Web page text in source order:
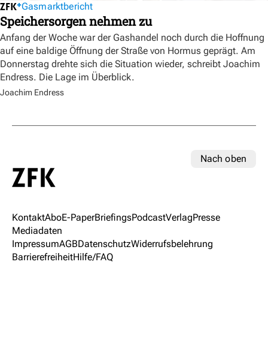
Gasmarktbericht
Speichersorgen nehmen zu
Anfang der Woche war der Gashandel noch durch die Hoffnung
auf eine baldige Öffnung der Straße von Hormus geprägt. Am
Donnerstag drehte sich die Situation wieder, schreibt Joachim
Endress. Die Lage im Überblick.
Joachim Endress
Nach oben
KontaktAboE-PaperBriefingsPodcastVerlagPresse
Mediadaten
ImpressumAGBDatenschutzWiderrufsbelehrung
BarrierefreiheitHilfe/FAQ